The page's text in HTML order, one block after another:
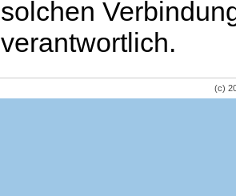
solchen
verantwortlich.
(c)